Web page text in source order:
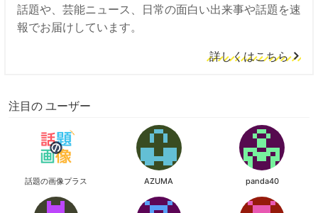
話題や、芸能ニュース、日常の面白い出来事や話題を速
報でお届けしています。
詳しくはこちら
注目の ユーザー
話題の画像プラス AZUMA panda40